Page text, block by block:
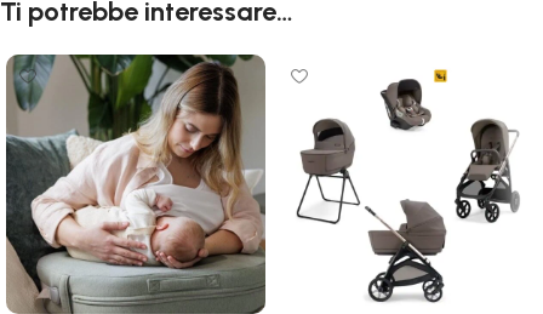
Ti potrebbe interessare…